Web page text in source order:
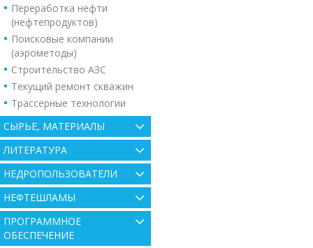
Переработка нефти
(нефтепродуктов)
Поисковые компании
(аэрометоды)
Строительство АЗС
Текущий ремонт скважин
Трассерные технологии
СЫРЬЕ, МАТЕРИАЛЫ
ЛИТЕРАТУРА
НЕДРОПОЛЬЗОВАТЕЛИ
НЕФТЕШЛАМЫ
ПРОГРАММНОЕ
ОБЕСПЕЧЕНИЕ